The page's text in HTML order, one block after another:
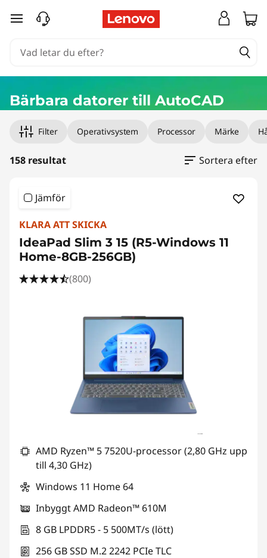
B
b
a
a
hoppa vidare till huvudinnehållet
Bärbara datorer till AutoCAD
Filter Operativsystem Processor Märke
158 resultat Sortera efter
Jämför
KLARA ATT SKICKA
IdeaPad Slim 3 15 (R5-Windows 11
Home-8GB-256GB)
(800)
AMD Ryzen™ 5 7520U-processor (2,80 GHz upp
till 4,30 GHz)
Windows 11 Home 64
Inbyggt AMD Radeon™ 610M
8 GB LPDDR5 - 5 500MT/s (lött)
256 GB SSD M.2 2242 PCIe TLC